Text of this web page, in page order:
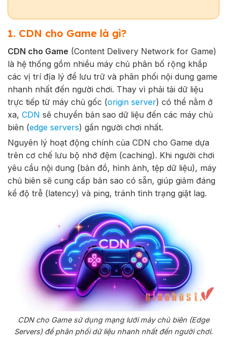
1. CDN cho Game là gì?
CDN cho Game (Content Delivery Network for Game)
là hệ thống gồm nhiều máy chủ phân bố rộng khắp
các vị trí địa lý để lưu trữ và phân phối nội dung game
nhanh nhất đến người chơi. Thay vì phải tải dữ liệu
trực tiếp từ máy chủ gốc (origin server) có thể nằm ở
xa, CDN sẽ chuyển bản sao dữ liệu đến các máy chủ
biên (edge servers) gần người chơi nhất.
Nguyên lý hoạt động chính của CDN cho Game dựa
trên cơ chế lưu bộ nhớ đệm (caching). Khi người chơi
yêu cầu nội dung (bản đồ, hình ảnh, tệp dữ liệu), máy
chủ biên sẽ cung cấp bản sao có sẵn, giúp giảm đáng
kể độ trễ (latency) và ping, tránh tình trạng giật lag.
CDN cho Game sử dụng mạng lưới máy chủ biên (Edge
Servers) để phân phối dữ liệu nhanh nhất đến người chơi.